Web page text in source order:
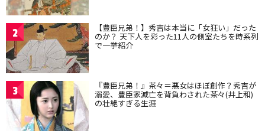
2 【豊臣兄弟！】秀吉は本当に「女狂い」だった
のか？ 天下人を彩った11人の側室たちを時系列
で一挙紹介
3 『豊臣兄弟！』茶々＝悪女はほぼ創作？秀吉が
溺愛、豊臣家滅亡を背負わされた茶々(井上和)
の壮絶すぎる生涯